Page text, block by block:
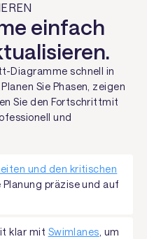
einfach
Diagramme schnell in
Sie Phasen, zeigen
Sie den Fortschrittmit
und
und den kritischen
Planung präzise und auf
klar mit Swimlanes, um